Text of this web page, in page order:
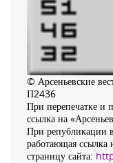
© Арсеньевские
П2436
При перепечатке и
ссылка на
При републикации
работающая ссылка
страницу сайта: